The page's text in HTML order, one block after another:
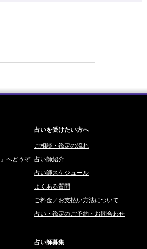
海のように、自分の道を切り拓く日
、答えじゃなくて勇気だったお話
へどうぞ
占いを受けたい方へ
ご相談・鑑定の流れ
占い師紹介
占い師スケジュール
よくある質問
ご料金／お支払い方法について
占い・鑑定のご予約・お問合わせ
占い師募集